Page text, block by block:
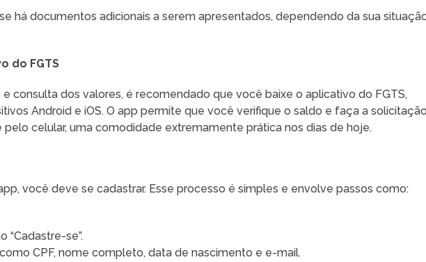
há documentos adicionais a serem apresentados, dependendo da sua
do FGTS
e consulta dos valores, é recomendado que você baixe o aplicativo do FGTS,
Android e iOS. O app permite que você verifique o saldo e faça a
celular, uma comodidade extremamente prática nos dias de hoje.
você deve se cadastrar. Esse processo é simples e envolve passos como:
“Cadastre-se”.
CPF, nome completo, data de nascimento e e-mail.